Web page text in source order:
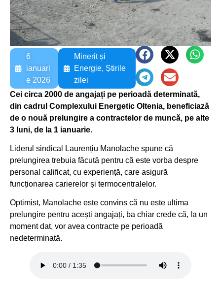
6
ianuari
e 2026
Minerit și
Energie, Știrile
zilei
Cei circa 2000 de angajați pe perioadă determinată,
din cadrul Complexului Energetic Oltenia, beneficiază
de o nouă prelungire a contractelor de muncă, pe alte
3 luni, de la 1 ianuarie.
Liderul sindical Laurențiu Manolache spune că
prelungirea trebuia făcută pentru că este vorba despre
personal calificat, cu experiență, care asigură
funcționarea carierelor și termocentralelor.
Optimist, Manolache este convins că nu este ultima
prelungire pentru acești angajați, ba chiar crede că, la un
moment dat, vor avea contracte pe perioadă
nedeterminată.